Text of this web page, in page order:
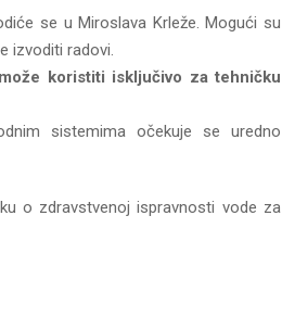
se u Miroslava Krleže. Mogući su
izvoditi radovi.
koristiti isključivo za tehničku
sistemima očekuje se uredno
o zdravstvenoj ispravnosti vode za